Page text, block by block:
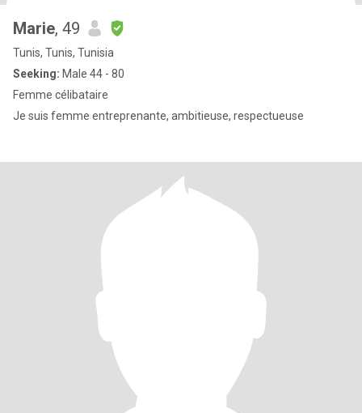
Marie, 49
Tunis, Tunis, Tunisia
Seeking: Male 44 - 80
Femme célibataire
Je suis femme entreprenante, ambitieuse, respectueuse